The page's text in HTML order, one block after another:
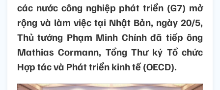
các nước công nghiệp phát triển (G7) mở
rộng và làm việc tại Nhật Bản, ngày 20/5,
Thủ tướng Phạm Minh Chính đã tiếp ông
Mathias Cormann, Tổng Thư ký Tổ chức
Hợp tác và Phát triển kinh tế (OECD).